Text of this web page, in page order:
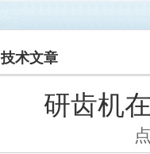
技术文章
研齿机